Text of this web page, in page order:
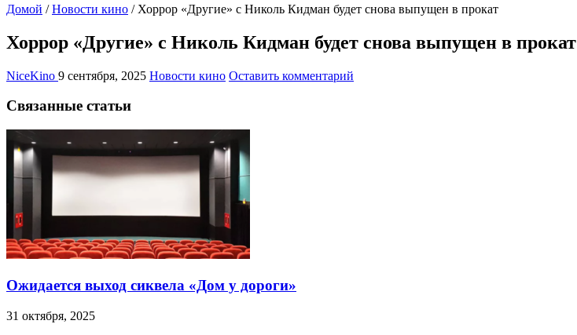
Домой / Новости кино / Хоррор «Другие» с Николь Кидман будет снова выпущен в прокат
Хоррор «Другие» с Николь Кидман будет снова выпущен в прокат
NiceKino 9 сентября, 2025 Новости кино Оставить комментарий
Связанные статьи
Ожидается выход сиквела «Дом у дороги»
31 октября, 2025